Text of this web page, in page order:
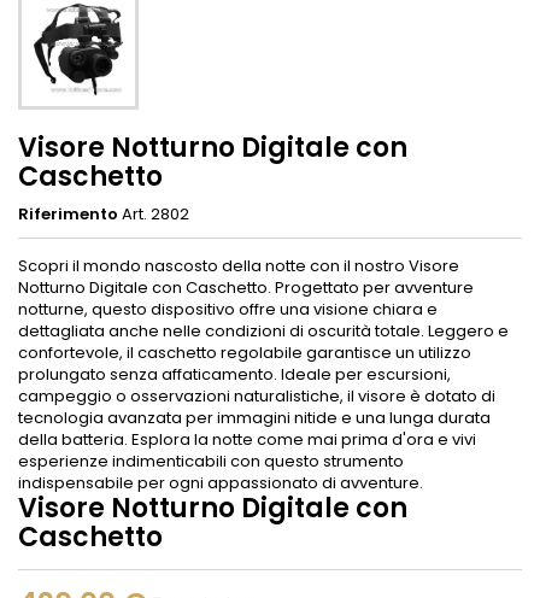
Visore Notturno Digitale con
Caschetto
Riferimento Art. 2802
Scopri il mondo nascosto della notte con il nostro Visore
Notturno Digitale con Caschetto. Progettato per avventure
notturne, questo dispositivo offre una visione chiara e
dettagliata anche nelle condizioni di oscurità totale. Leggero e
confortevole, il caschetto regolabile garantisce un utilizzo
prolungato senza affaticamento. Ideale per escursioni,
campeggio o osservazioni naturalistiche, il visore è dotato di
tecnologia avanzata per immagini nitide e una lunga durata
della batteria. Esplora la notte come mai prima d'ora e vivi
esperienze indimenticabili con questo strumento
indispensabile per ogni appassionato di avventure.
Visore Notturno Digitale con
Caschetto